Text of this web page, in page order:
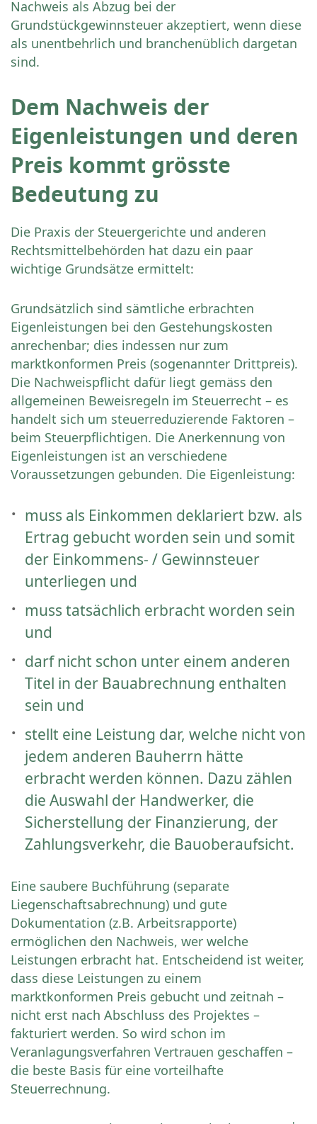
Nachweis als Abzug bei der
Grundstückgewinnsteuer akzeptiert, wenn diese
als unentbehrlich und branchenüblich dargetan
sind.
Dem Nachweis der
Eigenleistungen und deren
Preis kommt grösste
Bedeutung zu
Die Praxis der Steuergerichte und anderen
Rechtsmittelbehörden hat dazu ein paar
wichtige Grundsätze ermittelt:
Grundsätzlich sind sämtliche erbrachten
Eigenleistungen bei den Gestehungskosten
anrechenbar; dies indessen nur zum
marktkonformen Preis (sogenannter Drittpreis).
Die Nachweispflicht dafür liegt gemäss den
allgemeinen Beweisregeln im Steuerrecht – es
handelt sich um steuerreduzierende Faktoren –
beim Steuerpflichtigen. Die Anerkennung von
Eigenleistungen ist an verschiedene
Voraussetzungen gebunden. Die Eigenleistung:
muss als Einkommen deklariert bzw. als
Ertrag gebucht worden sein und somit
der Einkommens- / Gewinnsteuer
unterliegen und
muss tatsächlich erbracht worden sein
und
darf nicht schon unter einem anderen
Titel in der Bauabrechnung enthalten
sein und
stellt eine Leistung dar, welche nicht von
jedem anderen Bauherrn hätte
erbracht werden können. Dazu zählen
die Auswahl der Handwerker, die
Sicherstellung der Finanzierung, der
Zahlungsverkehr, die Bauoberaufsicht.
Eine saubere Buchführung (separate
Liegenschaftsabrechnung) und gute
Dokumentation (z.B. Arbeitsrapporte)
ermöglichen den Nachweis, wer welche
Leistungen erbracht hat. Entscheidend ist weiter,
dass diese Leistungen zu einem
marktkonformen Preis gebucht und zeitnah –
nicht erst nach Abschluss des Projektes –
fakturiert werden. So wird schon im
Veranlagungsverfahren Vertrauen geschaffen –
die beste Basis für eine vorteilhafte
Steuerrechnung.